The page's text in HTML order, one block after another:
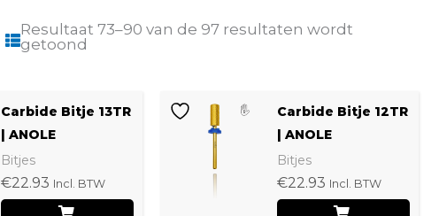
Resultaat 73–90 van de 97 resultaten wordt
getoond
Carbide Bitje 13TR
| ANOLE
Bitjes
€22.93 Incl. BTW
Carbide Bitje 12TR
| ANOLE
Bitjes
€22.93 Incl. BTW